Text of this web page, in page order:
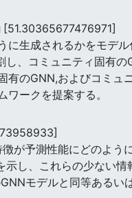
[51.30365677476971]
生成されるかをモデ
、コミュニティ固有
有のGNN,およびコミュ
ークを提案する。
が予測性能にどのよう
し、これらの少ない情
モデルと同等あるい